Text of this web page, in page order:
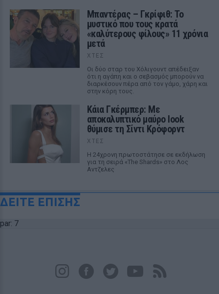
Μπαντέρας – Γκρίφιθ: Το
μυστικό που τους κρατά
«καλύτερους φίλους» 11 χρόνια
μετά
ΧΤΕΣ
Οι δύο σταρ του Χόλιγουντ απέδειξαν
ότι η αγάπη και ο σεβασμός μπορούν να
διαρκέσουν πέρα από τον γάμο, χάρη και
στην κόρη τους.
Κάια Γκέρμπερ: Με
αποκαλυπτικό μαύρο look
θύμισε τη Σίντι Κρόφορντ
ΧΤΕΣ
Η 24χρονη πρωτοστάτησε σε εκδήλωση
για τη σειρά «The Shards» στο Λος
Αντζελες
ΔΕΙΤΕ ΕΠΙΣΗΣ
par: 7